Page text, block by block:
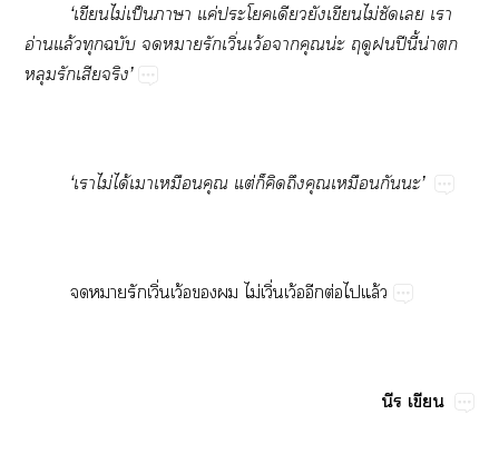
‘​​ไม่​ป็​​ค่​​​​​ไม่​​​​
อ่​ล้​​​​​ิ่​ว้​น่​​​ปี​ี้​น่​​
​​​’
‘​​ไม่​ได้​​​​ต่​​​​​​​’
​​ิ่​ว้​​ไม่ิ่​ว้​ต่​​ล้
​